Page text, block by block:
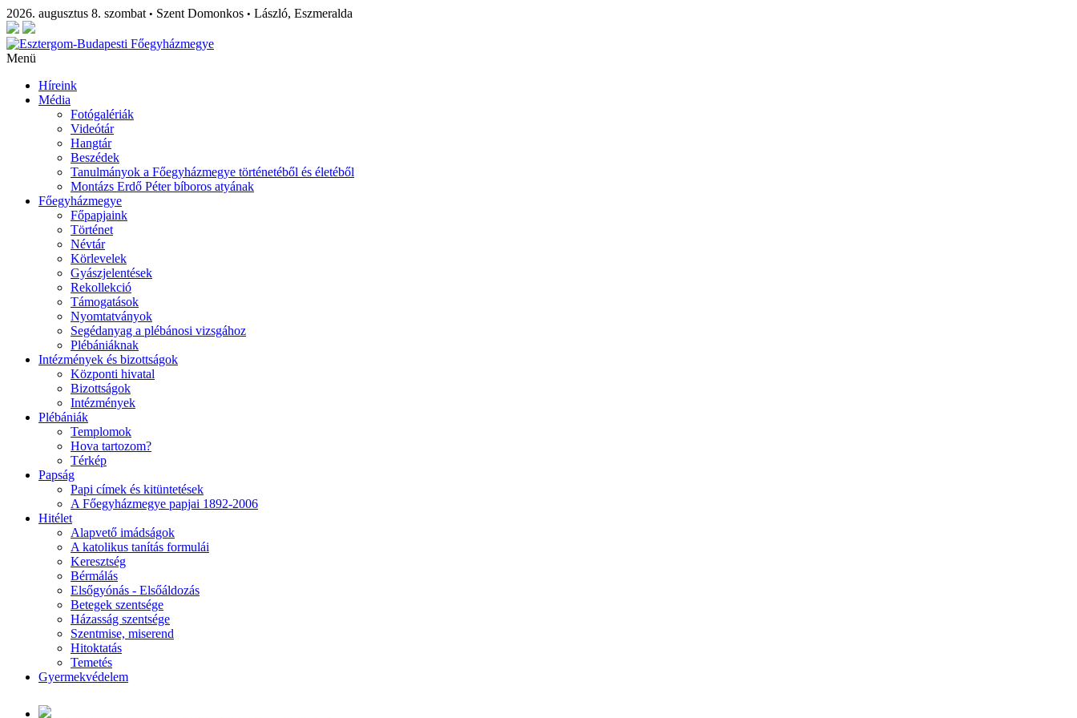
2026. augusztus 8. szombat • Szent Domonkos • László, Eszmeralda
Menü
Híreink
Média
Fotógalériák
Videótár
Hangtár
Beszédek
Tanulmányok a Főegyházmegye történetéből és életéből
Montázs Erdő Péter bíboros atyának
Főegyházmegye
Főpapjaink
Történet
Névtár
Körlevelek
Gyászjelentések
Rekollekció
Támogatások
Nyomtatványok
Segédanyag a plébánosi vizsgához
Plébániáknak
Intézmények és bizottságok
Központi hivatal
Bizottságok
Intézmények
Plébániák
Templomok
Hova tartozom?
Térkép
Papság
Papi címek és kitüntetések
A Főegyházmegye papjai 1892-2006
Hitélet
Alapvető imádságok
A katolikus tanítás formulái
Keresztség
Bérmálás
Elsőgyónás - Elsőáldozás
Betegek szentsége
Házasság szentsége
Szentmise, miserend
Hitoktatás
Temetés
Gyermekvédelem